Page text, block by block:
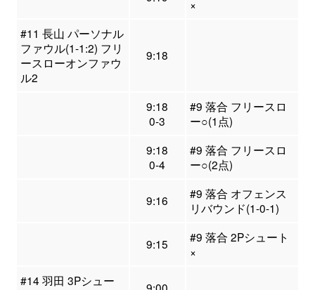
×
#11 長山 パーソナル
ファウル(1-1:2) フリ
ースローオンファウ
ル2
9:18
9:18
0-3
#9 落合 フリースロ
ー○(1点)
9:18
0-4
#9 落合 フリースロ
ー○(2点)
9:16
#9 落合 オフェンス
リバウンド(1-0-1)
9:15
#9 落合 2Pシュート
×
#14 羽田 3Pシュー